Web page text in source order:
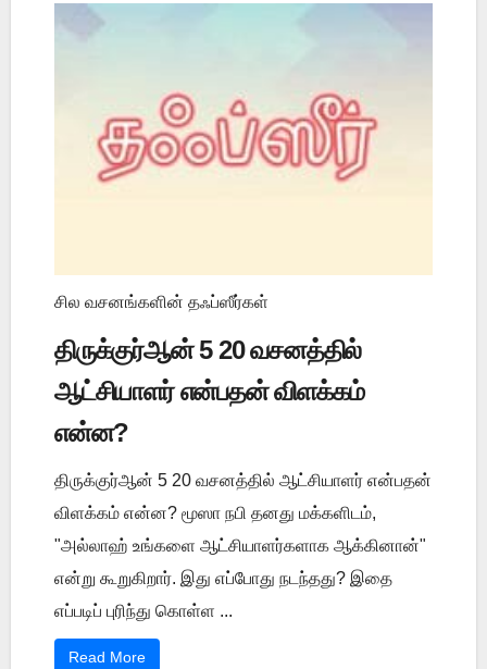
சில வசனங்களின் தஃப்ஸீர்கள்
திருக்குர்ஆன் 5 20 வசனத்தில்
ஆட்சியாளர் என்பதன் விளக்கம்
என்ன?
திருக்குர்ஆன் 5 20 வசனத்தில் ஆட்சியாளர் என்பதன்
விளக்கம் என்ன? மூஸா நபி தனது மக்களிடம்,
"அல்லாஹ் உங்களை ஆட்சியாளர்களாக ஆக்கினான்"
என்று கூறுகிறார். இது எப்போது நடந்தது? இதை
எப்படிப் புரிந்து கொள்ள ...
Read More